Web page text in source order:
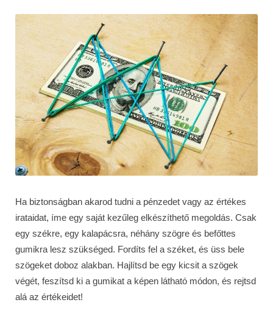
Ha biztonságban akarod tudni a pénzedet vagy az értékes
irataidat, íme egy saját kezűleg elkészíthető megoldás. Csak
egy székre, egy kalapácsra, néhány szögre és befőttes
gumikra lesz szükséged. Fordíts fel a széket, és üss bele
szögeket doboz alakban. Hajlítsd be egy kicsit a szögek
végét, feszítsd ki a gumikat a képen látható módon, és rejtsd
alá az értékeidet!